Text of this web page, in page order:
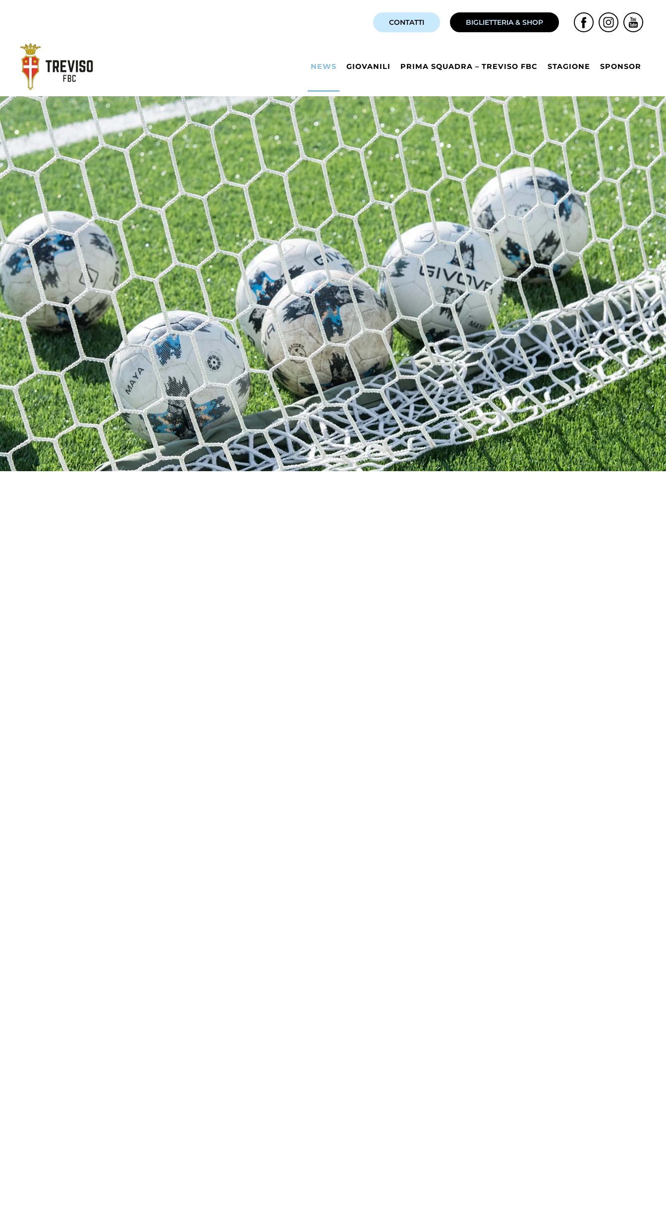
CONTATTI BIGLIETTERIA & SHOP
NEWS GIOVANILI PRIMA SQUADRA – TREVISO FBC STAGIONE SPONSOR